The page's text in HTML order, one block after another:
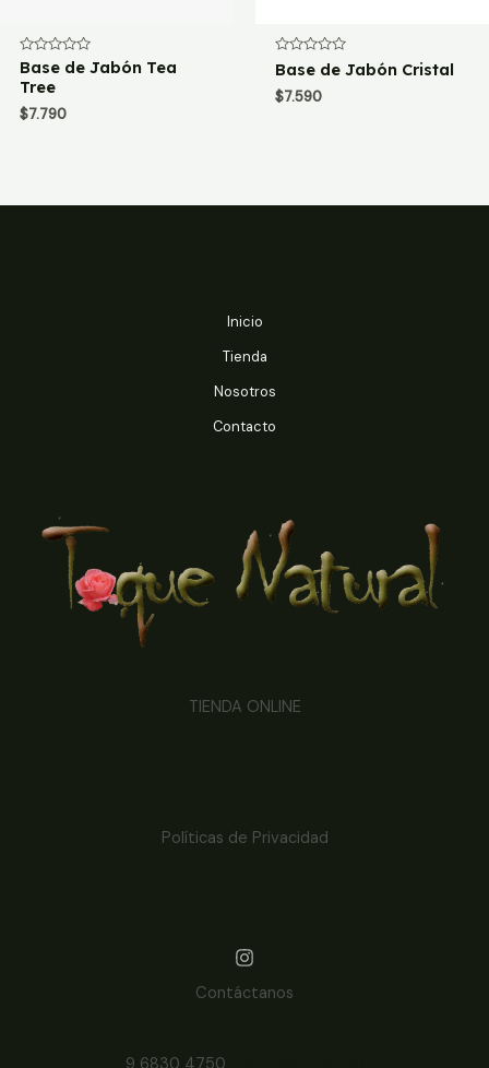
Valorado
con
5
Base de Jabón Tea
Tree
$7.790
Valorado
con
0
de
Base de Jabón Cristal
$7.590
Inicio
Tienda
Nosotros
Contacto
TIENDA ONLINE
Políticas de Privacidad
Contáctanos